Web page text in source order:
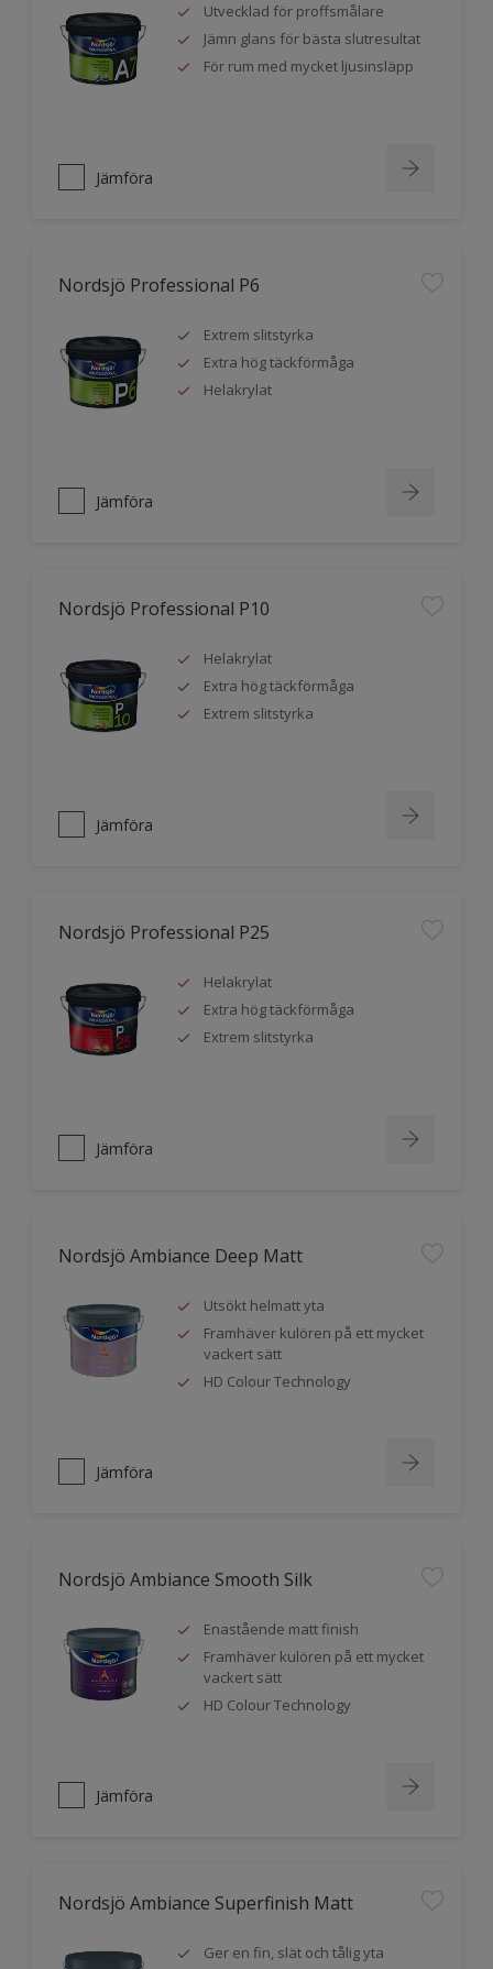
Utvecklad för proffsmålare
Jämn glans för bästa slutresultat
För rum med mycket ljusinsläpp
Jämföra
Nordsjö Professional P6
Extrem slitstyrka
Extra hög täckförmåga
Helakrylat
Jämföra
Nordsjö Professional P10
Helakrylat
Extra hög täckförmåga
Extrem slitstyrka
Jämföra
Nordsjö Professional P25
Helakrylat
Extra hög täckförmåga
Extrem slitstyrka
Jämföra
Nordsjö Ambiance Deep Matt
Utsökt helmatt yta
Framhäver kulören på ett mycket
vackert sätt
HD Colour Technology
Jämföra
Nordsjö Ambiance Smooth Silk
Enastående matt finish
Framhäver kulören på ett mycket
vackert sätt
HD Colour Technology
Jämföra
Nordsjö Ambiance Superfinish Matt
Ger en fin, slät och tålig yta